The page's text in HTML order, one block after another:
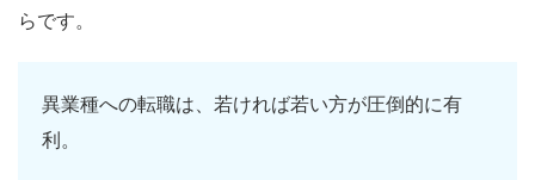
らです。
異業種への転職は、若ければ若い方が圧倒的に有
利。